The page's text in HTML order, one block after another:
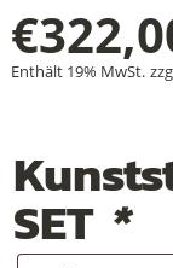
€
Enthält 19% MwSt.
SET *
+